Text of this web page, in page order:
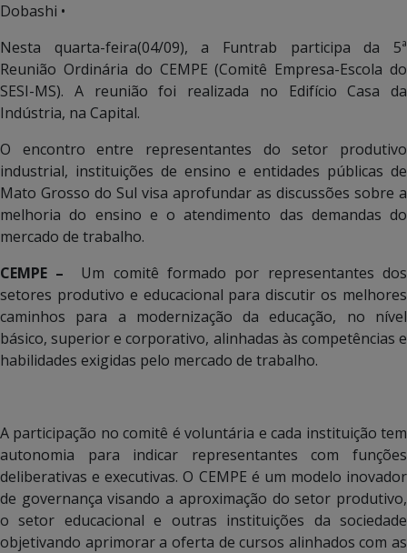
Dobashi •
Nesta quarta-feira(04/09), a Funtrab participa da 5ª
Reunião Ordinária do CEMPE (Comitê Empresa-Escola do
SESI-MS). A reunião foi realizada no Edifício Casa da
Indústria, na Capital.
O encontro entre representantes do setor produtivo
industrial, instituições de ensino e entidades públicas de
Mato Grosso do Sul visa aprofundar as discussões sobre a
melhoria do ensino e o atendimento das demandas do
mercado de trabalho.
CEMPE – Um comitê formado por representantes dos
setores produtivo e educacional para discutir os melhores
caminhos para a modernização da educação, no nível
básico, superior e corporativo, alinhadas às competências e
habilidades exigidas pelo mercado de trabalho.
A participação no comitê é voluntária e cada instituição tem
autonomia para indicar representantes com funções
deliberativas e executivas. O CEMPE é um modelo inovador
de governança visando a aproximação do setor produtivo,
o setor educacional e outras instituições da sociedade
objetivando aprimorar a oferta de cursos alinhados com as